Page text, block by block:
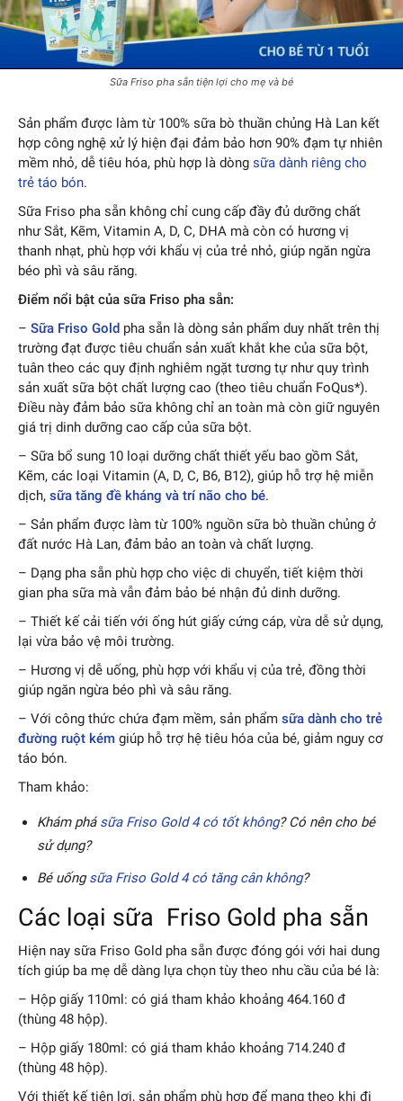
Sữa Friso pha sẵn tiện lợi cho mẹ và bé
Sản phẩm được làm từ 100% sữa bò thuần chủng Hà Lan kết
hợp công nghệ xử lý hiện đại đảm bảo hơn 90% đạm tự nhiên
mềm nhỏ, dễ tiêu hóa, phù hợp là dòng sữa dành riêng cho
trẻ táo bón.
Sữa Friso pha sẵn không chỉ cung cấp đầy đủ dưỡng chất
như Sắt, Kẽm, Vitamin A, D, C, DHA mà còn có hương vị
thanh nhạt, phù hợp với khẩu vị của trẻ nhỏ, giúp ngăn ngừa
béo phì và sâu răng.
Điểm nổi bật của sữa Friso pha sẵn:
– Sữa Friso Gold pha sẵn là dòng sản phẩm duy nhất trên thị
trường đạt được tiêu chuẩn sản xuất khắt khe của sữa bột,
tuân theo các quy định nghiêm ngặt tương tự như quy trình
sản xuất sữa bột chất lượng cao (theo tiêu chuẩn FoQus*).
Điều này đảm bảo sữa không chỉ an toàn mà còn giữ nguyên
giá trị dinh dưỡng cao cấp của sữa bột.
– Sữa bổ sung 10 loại dưỡng chất thiết yếu bao gồm Sắt,
Kẽm, các loại Vitamin (A, D, C, B6, B12), giúp hỗ trợ hệ miễn
dịch, sữa tăng đề kháng và trí não cho bé.
– Sản phẩm được làm từ 100% nguồn sữa bò thuần chủng ở
đất nước Hà Lan, đảm bảo an toàn và chất lượng.
– Dạng pha sẵn phù hợp cho việc di chuyển, tiết kiệm thời
gian pha sữa mà vẫn đảm bảo bé nhận đủ dinh dưỡng.
– Thiết kế cải tiến với ống hút giấy cứng cáp, vừa dễ sử dụng,
lại vừa bảo vệ môi trường.
– Hương vị dễ uống, phù hợp với khẩu vị của trẻ, đồng thời
giúp ngăn ngừa béo phì và sâu răng.
– Với công thức chứa đạm mềm, sản phẩm sữa dành cho trẻ
đường ruột kém giúp hỗ trợ hệ tiêu hóa của bé, giảm nguy cơ
táo bón.
Tham khảo:
Khám phá sữa Friso Gold 4 có tốt không? Có nên cho bé
sử dụng?
Bé uốngsữa Friso Gold 4 có tăng cân không?
Các loại sữa Friso Gold pha sẵn
Hiện nay sữa Friso Gold pha sẵn được đóng gói với hai dung
tích giúp ba mẹ dễ dàng lựa chọn tùy theo nhu cầu của bé là:
– Hộp giấy 110ml: có giá tham khảo khoảng 464.160 đ
(thùng 48 hộp).
– Hộp giấy 180ml: có giá tham khảo khoảng 714.240 đ
(thùng 48 hộp).
Với thiết kế tiện lợi, sản phẩm phù hợp để mang theo khi đi